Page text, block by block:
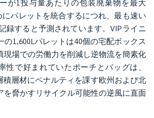
が1投与量あたりの包装廃棄物を最大
にパレットを統合するにつれ、最も速い
録すると予測されています。VIPライニ
の1,600Lパレットは40個の宅配ボックス
現場での労働力を削減し逆物流を簡素化
性で好まれていたポーチとバッグは、
積層材にペナルティを課す欧州および北
を脅かすリサイクル可能性の逆風に直面